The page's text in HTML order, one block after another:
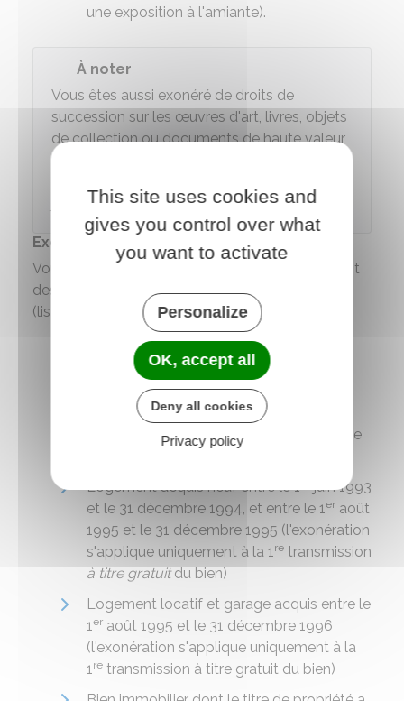
une exposition à l'amiante).
À noter
Vous êtes aussi exonéré de droits de
succession sur les œuvres d'art, livres, objets
de collection ou documents de haute valeur
artistique ou historique dont vous faites don
jouissance des biens donnés.
Exonération partielle
Vous êtes
partiellement exonéré
du paiement
des droits de succession pour les biens suivants
(liste non exhaustive), sous certaines conditions :
Contrat d'assurance vie
Bien forestier ou agricole
Espace naturel protégé
Entreprise individuelle, parts et actions de
Logement acquis neuf entre le 1 juin 1993
et le 31 décembre 1994, et entre le 1er août
1995 et le 31 décembre 1995 (l'exonération
s'applique uniquement à la 1re transmission
à titre gratuitdu bien)
Logement locatif et garage acquis entre le
1er août 1995 et le 31 décembre 1996
(l'exonération s'applique uniquement à la
1re transmission à titre gratuit du bien)
This site uses cookies and
gives you control over what
you want to activate
Personalize
OK, accept all
Deny all cookies
Privacy policy